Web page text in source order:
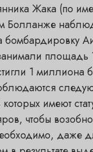
Жака (по
Болланже
1 миллиона
которых имеют
чтобы
даже